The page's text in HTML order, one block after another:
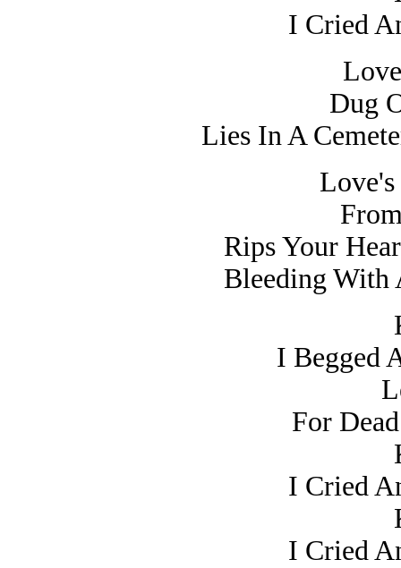
I Cried
Dug
Lies In A
Rips Your
Bleeding With
I Begged
For
I Cried
I Cried